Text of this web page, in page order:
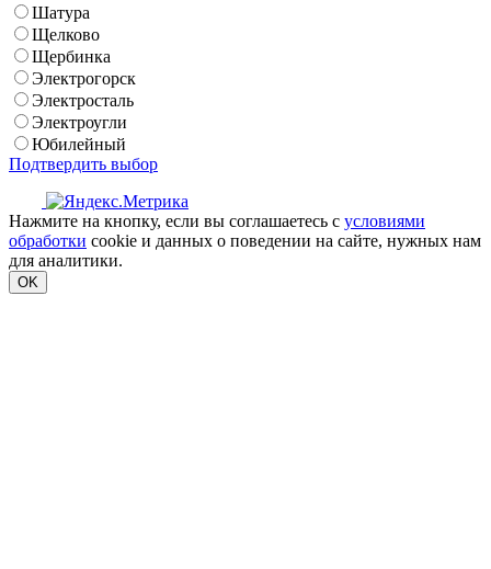
Шатура
Щелково
Щербинка
Электрогорск
Электросталь
Электроугли
Юбилейный
Подтвердить выбор
Нажмите на кнопку, если вы соглашаетесь с условиями
обработки cookie и данных о поведении на сайте, нужных нам
для аналитики.
OK